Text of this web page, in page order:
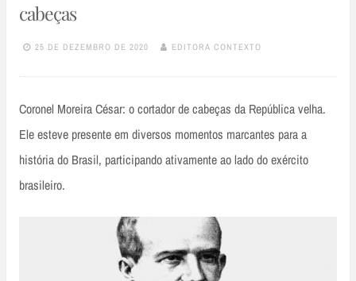
cabeças
25 DE DEZEMBRO DE 2020 EDITORA CONTEXTO
Coronel Moreira César: o cortador de cabeças da República velha.
Ele esteve presente em diversos momentos marcantes para a
história do Brasil, participando ativamente ao lado do exército
brasileiro.